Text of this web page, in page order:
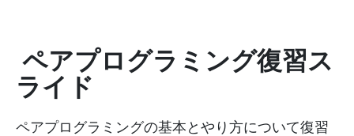
ペアプログラミング復習ス
ライド
ペアプログラミングの基本とやり方について復習